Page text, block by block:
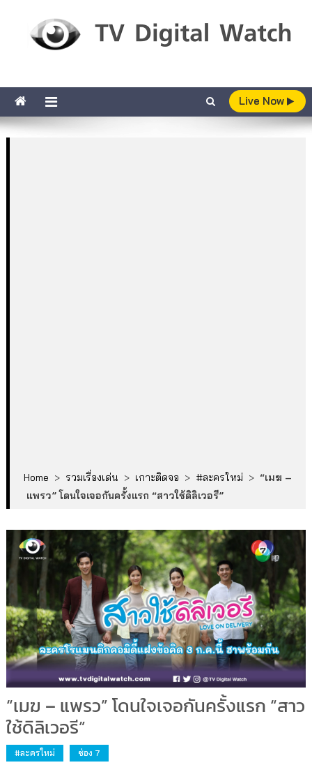
Live Now
Home > รวมเรื่องเด่น > เกาะติดจอ > #ละครใหม่ > “เมฆ –
แพรว” โดนใจเจอกันครั้งแรก “สาวใช้ดิลิเวอรี”
“เมฆ – แพรว” โดนใจเจอกันครั้งแรก “สาว
ใช้ดิลิเวอรี”
#ละครใหม่ ช่อง 7